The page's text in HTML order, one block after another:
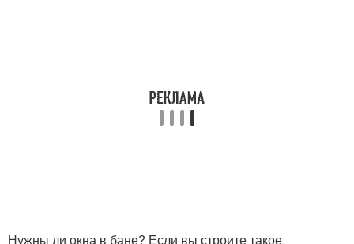
Нужны ли окна в бане? Если вы строите такое